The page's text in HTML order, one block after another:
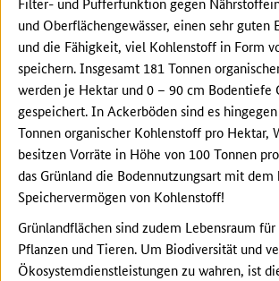
und Oberflächengewässer, einen sehr guten
und die Fähigkeit, viel Kohlenstoff in Form
speichern. Insgesamt 181 Tonnen
werden je Hektar und 0 – 90 cm Bodentiefe
gespeichert. In Ackerböden sind es hingegen
Tonnen organischer Kohlenstoff pro Hektar,
besitzen Vorräte in Höhe von 100 Tonnen
das Grünland die Bodennutzungsart mit dem
Speichervermögen von Kohlenstoff!
Grünlandflächen sind zudem Lebensraum
Pflanzen und Tieren. Um Biodiversität und
Ökosystemdienstleistungen zu wahren, ist